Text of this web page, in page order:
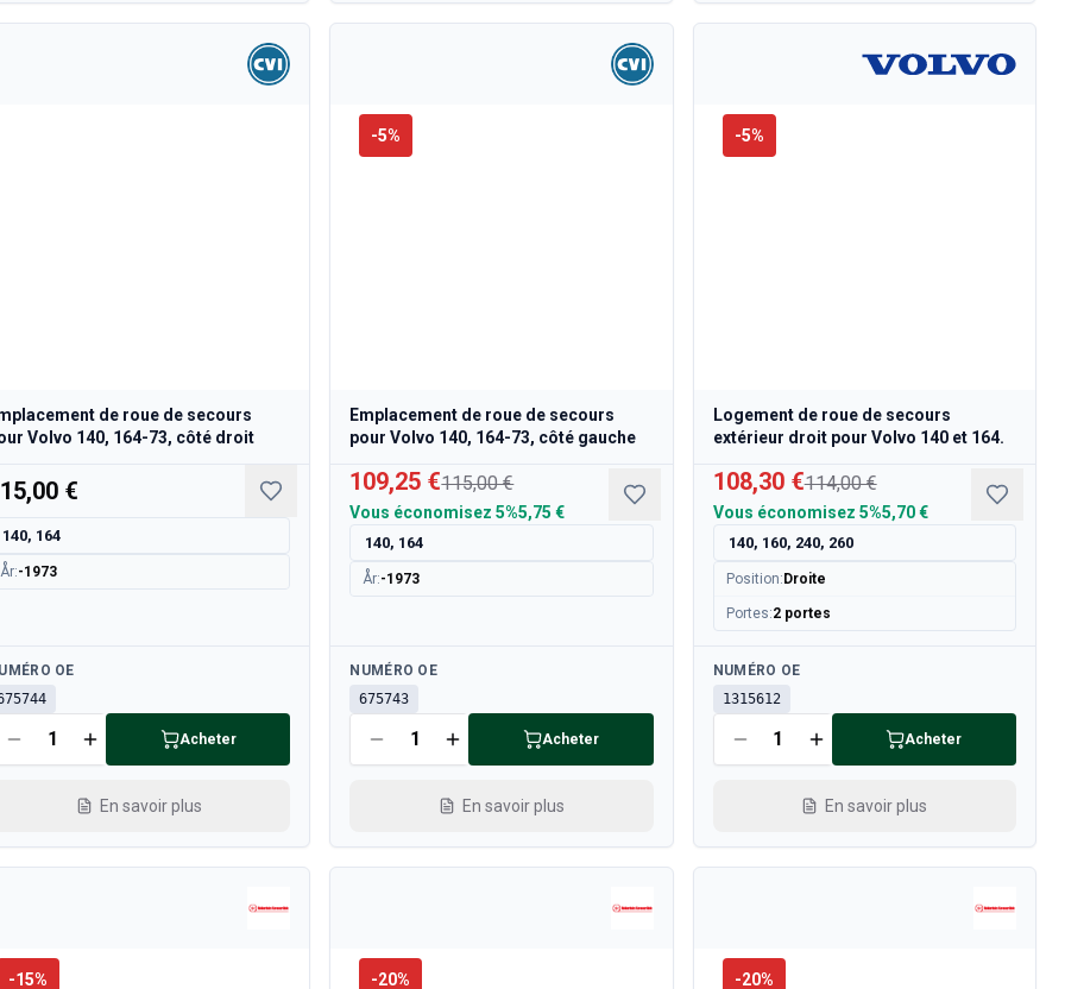
de roue de secours
Volvo 140, 164-73, côté droit
€
140, 164
År:-1973
OE
Acheter
En savoir plus
-5%
Emplacement de roue de secours
pour Volvo 140, 164-73, côté gauche
109,25 €115,00 €
Vous économisez 5%5,75 €
140, 164
År:-1973
Disponible
NUMÉRO OE
675743
Acheter
En savoir plus
-5%
Logement de roue de secours
extérieur droit pour Volvo 140 et 164.
108,30 €114,00 €
Vous économisez 5%5,70 €
140, 160, 240, 260
Position: Droite
Portes:2 portes
Disponible
NUMÉRO OE
1315612
Acheter
En savoir plus
-15% -20% -20%